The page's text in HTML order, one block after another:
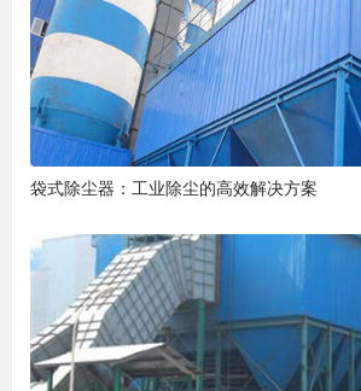
袋式除尘器：工业除尘的高效解决方案